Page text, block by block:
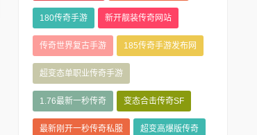
180传奇手游 新开靓装传奇网站
传奇世界复古手游 185传奇手游发布网
超变态单职业传奇手游
1.76最新一秒传奇 变态合击传奇SF
最新刚开一秒传奇私服 超变高爆版传奇